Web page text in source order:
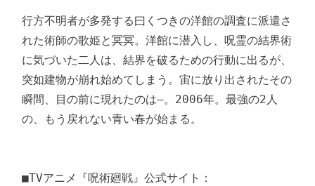
行方不明者が多発する曰くつきの洋館の調査に派遣さ
れた術師の歌姫と冥冥。洋館に潜入し、呪霊の結界術
に気づいた二人は、結界を破るための行動に出るが、
突如建物が崩れ始めてしまう。宙に放り出されたその
瞬間、目の前に現れたのは―。2006年。最強の2人
の、もう戻れない青い春が始まる。
■TVアニメ『呪術廻戦』公式サイト：